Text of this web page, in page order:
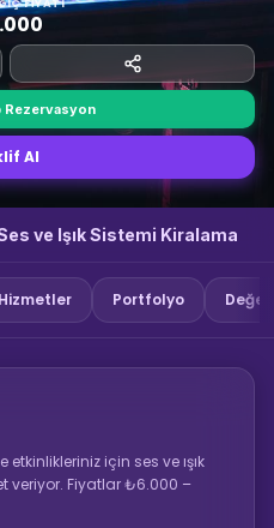
FIYATI
Rezervasyon
Al
ve Işık Sistemi Kiralama
Hizmetler Portfolyo
etkinlikleriniz için ses ve ışık
veriyor. Fiyatlar ₺6.000 –